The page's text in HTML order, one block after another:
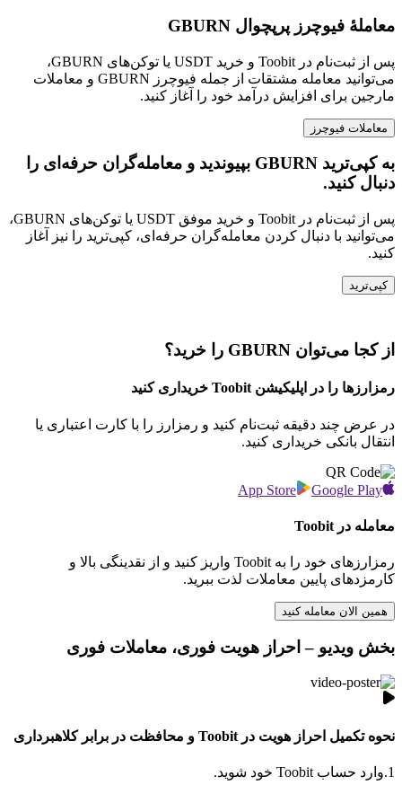
معاملهٔ فیوچرز پرپچوال GBURN
پس از ثبت‌نام در Toobit و خرید USDT یا توکن‌های GBURN،
می‌توانید معامله مشتقات از جمله فیوچرز GBURN و معاملات
مارجین برای افزایش درآمد خود را آغاز کنید.
معاملات فیوچرز
به کپی‌ترید GBURN بپیوندید و معامله‌گران حرفه‌ای را
دنبال کنید.
پس از ثبت‌نام در Toobit و خرید موفق USDT یا توکن‌های GBURN،
می‌توانید با دنبال کردن معامله‌گران حرفه‌ای، کپی‌ترید را نیز آغاز
کنید.
کپی‌ترید
از کجا می‌توان GBURN را خرید؟
رمزارزها را در اپلیکیشن Toobit خریداری کنید
در عرض چند دقیقه ثبت‌نام کنید و رمزارز را با کارت اعتباری یا
انتقال بانکی خریداری کنید.
App Store Google Play
معامله در Toobit
رمزارزهای خود را به Toobit واریز کنید و از نقدینگی بالا و
کارمزدهای پایین معاملات لذت ببرید.
همین الان معامله کنید
بخش ویدیو – احراز هویت فوری، معاملات فوری
نحوه تکمیل احراز هویت در Toobit و محافظت در برابر کلاهبرداری
1. وارد حساب Toobit خود شوید.